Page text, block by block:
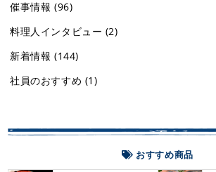
催事情報 (96)
料理人インタビュー (2)
新着情報 (144)
社員のおすすめ (1)
おすすめ商品